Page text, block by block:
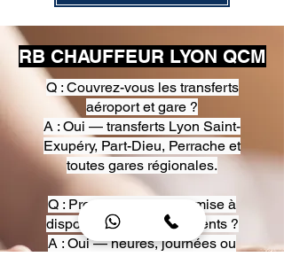
RB CHAUFFEUR LYON QCM
Q : Couvrez-vous les transferts
aéroport et gare ?
A : Oui — transferts Lyon Saint-
Exupéry, Part-Dieu, Perrache et
toutes gares régionales.
Q : Proposez-vous une mise à
disposition pour événements ?
A : Oui — heures, journées ou